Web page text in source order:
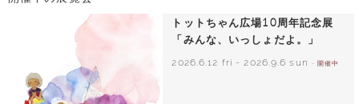
トットちゃん広場10周年記念展
「みんな、いっしょだよ。」
2026.6.12 fri -2026.9.6 sun - 開催中